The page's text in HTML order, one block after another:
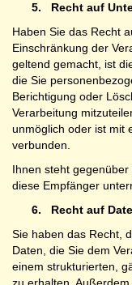
5. Recht auf
Haben Sie das Recht
Einschränkung der
geltend gemacht, ist
die Sie
Berichtigung oder
Verarbeitung
unmöglich oder ist mit
verbunden.
Ihnen steht
diese Empfänger
6. Recht auf
Sie haben das Recht,
Daten, die Sie dem
einem strukturierten,